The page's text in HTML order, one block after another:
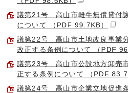
議第21号 高山市雌牛無償貸付
について （PDF 99.7KB）
議第22号 高山市土地改良事業
改正する条例について （PDF
議第23号 高山市公設地方卸売
正する条例について （PDF
議第24号 高山市企業立地促進